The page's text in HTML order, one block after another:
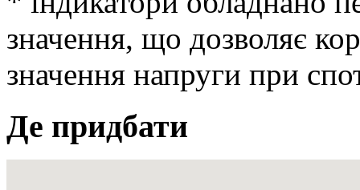
значення, що дозволяє
значення напруги при
Де придбати